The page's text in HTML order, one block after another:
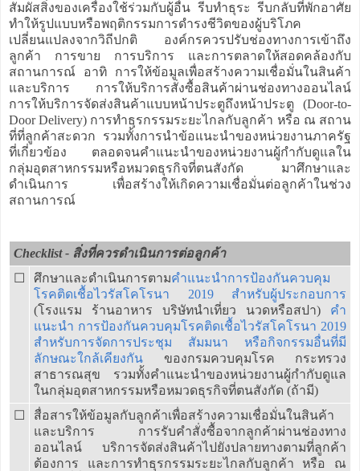
สัมผัสสิ่งของเครื่องใช้ร่วมกับผู้อื่น รีบทำธุระ รีบกลับที่พักอาศัย
ทำให้รูปแบบหรือพฤติกรรมการดำรงชีวิตของผู้บริโภค
เปลี่ยนแปลงจากวิถีปกติ องค์กรควรปรับช่องทางการเข้าถึง
ลูกค้า การขาย การบริการ และการตลาดให้สอดคล้องกับ
สถานการณ์ อาทิ การให้ข้อมูลเพื่อสร้างความเชื่อมั่นในสินค้า
และบริการ การให้บริการสั่งซื้อสินค้าผ่านช่องทางออนไลน์
การให้บริการจัดส่งสินค้าแบบหน้าประตูถึงหน้าประตู (Door-to-
Door Delivery) การทำธุรกรรมระยะไกลกับลูกค้า หรือ ณ สถาน
ที่ที่ลูกค้าสะดวก รวมทั้งการนำข้อแนะนำของหน่วยงานภาครัฐ
ที่เกี่ยวข้อง ตลอดจนคำแนะนำของหน่วยงานผู้กำกับดูแลใน
กลุ่มอุตสาหกรรมหรือหมวดธุรกิจที่ตนสังกัด มาศึกษาและ
ดำเนินการ เพื่อสร้างให้เกิดความเชื่อมั่นต่อลูกค้าในช่วง
สถานการณ์
Checklist - สิ่งที่ควรดำเนินการต่อลูกค้า
☐
ศึกษาและดำเนินการตามคำแนะนำการป้องกันควบคุม
โรคติดเชื้อไวรัสโคโรนา 2019 สำหรับผู้ประกอบการ
(โรงแรม ร้านอาหาร บริษัทนำเที่ยว นวดหรือสปา) คำ
แนะนำ การป้องกันควบคุมโรคติดเชื้อไวรัสโคโรนา 2019
สำหรับการจัดการประชุม สัมมนา หรือกิจกรรมอื่นที่มี
ลักษณะใกล้เคียงกัน ของกรมควบคุมโรค กระทรวง
สาธารณสุข รวมทั้งคำแนะนำของหน่วยงานผู้กำกับดูแล
ในกลุ่มอุตสาหกรรมหรือหมวดธุรกิจที่ตนสังกัด (ถ้ามี)
☐
สื่อสารให้ข้อมูลกับลูกค้าเพื่อสร้างความเชื่อมั่นในสินค้า
และบริการ การรับคำสั่งซื้อจากลูกค้าผ่านช่องทาง
ออนไลน์ บริการจัดส่งสินค้าไปยังปลายทางตามที่ลูกค้า
ต้องการ และการทำธุรกรรมระยะไกลกับลูกค้า หรือ ณ